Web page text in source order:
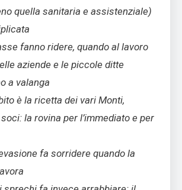
quella sanitaria e assistenziale)
fanno ridere, quando al lavoro
aziende e le piccole ditte
a valanga
è la ricetta dei vari Monti,
la rovina per l’immediato e per
fa sorridere quando la